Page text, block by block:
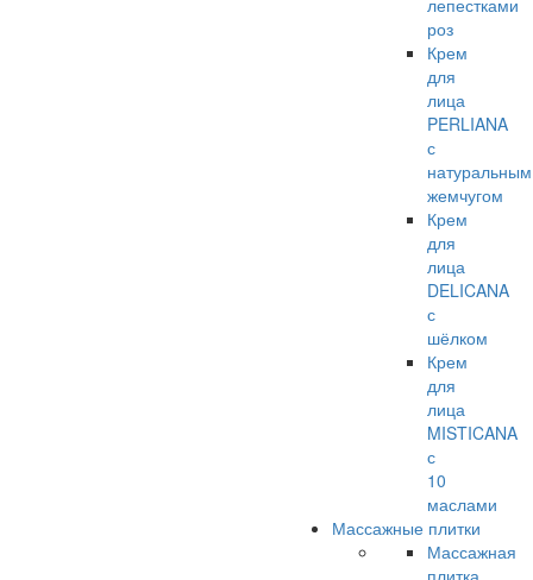
лепестками
роз
Крем
для
лица
PERLIANA
с
натуральным
жемчугом
Крем
для
лица
DELICANA
с
шёлком
Крем
для
лица
MISTICANA
с
10
маслами
Массажные плитки
Массажная